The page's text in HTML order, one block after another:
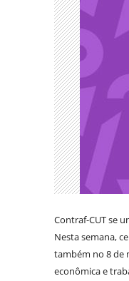
Contraf-CUT se
Nesta semana,
também no 8 de
econômica e